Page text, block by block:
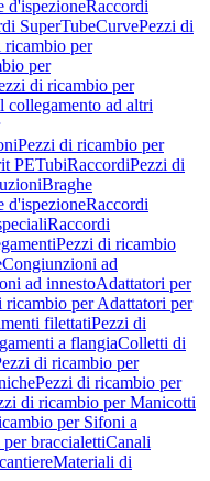
d'ispezioneRaccordi
SuperTubeCurvePezzi di
ricambio per
per
di ricambio per
collegamento ad altri
Pezzi di ricambio per
PETubiRaccordiPezzi di
Braghe
d'ispezioneRaccordi
Raccordi
Pezzi di ricambio
Congiunzioni ad
ad innestoAdattatori per
ricambio per Adattatori per
filettatiPezzi di
a flangiaColletti di
di ricambio per
Pezzi di ricambio per
di ricambio per Manicotti
per Sifoni a
per braccialettiCanali
Materiali di